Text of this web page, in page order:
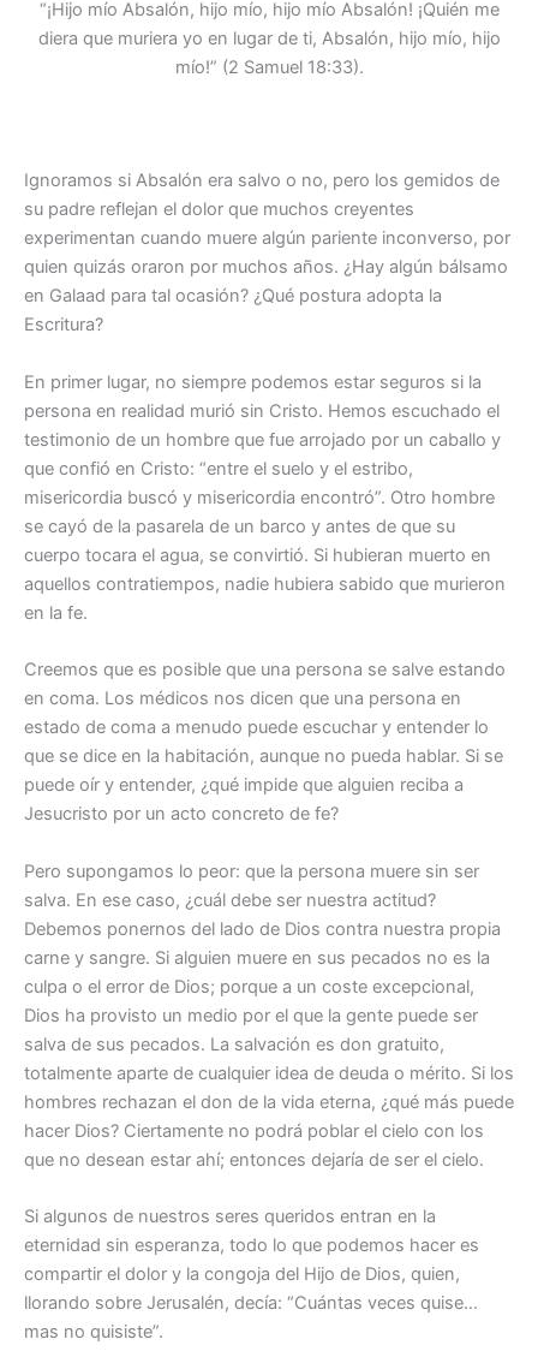
“¡Hijo mío Absalón, hijo mío, hijo mío Absalón! ¡Quién me
diera que muriera yo en lugar de ti, Absalón, hijo mío, hijo
mío!” (2 Samuel 18:33).
Ignoramos si Absalón era salvo o no, pero los gemidos de
su padre reflejan el dolor que muchos creyentes
experimentan cuando muere algún pariente inconverso, por
quien quizás oraron por muchos años. ¿Hay algún bálsamo
en Galaad para tal ocasión? ¿Qué postura adopta la
Escritura?
En primer lugar, no siempre podemos estar seguros si la
persona en realidad murió sin Cristo. Hemos escuchado el
testimonio de un hombre que fue arrojado por un caballo y
que confió en Cristo: “entre el suelo y el estribo,
misericordia buscó y misericordia encontró”. Otro hombre
se cayó de la pasarela de un barco y antes de que su
cuerpo tocara el agua, se convirtió. Si hubieran muerto en
aquellos contratiempos, nadie hubiera sabido que murieron
en la fe.
Creemos que es posible que una persona se salve estando
en coma. Los médicos nos dicen que una persona en
estado de coma a menudo puede escuchar y entender lo
que se dice en la habitación, aunque no pueda hablar. Si se
puede oír y entender, ¿qué impide que alguien reciba a
Jesucristo por un acto concreto de fe?
Pero supongamos lo peor: que la persona muere sin ser
salva. En ese caso, ¿cuál debe ser nuestra actitud?
Debemos ponernos del lado de Dios contra nuestra propia
carne y sangre. Si alguien muere en sus pecados no es la
culpa o el error de Dios; porque a un coste excepcional,
Dios ha provisto un medio por el que la gente puede ser
salva de sus pecados. La salvación es don gratuito,
totalmente aparte de cualquier idea de deuda o mérito. Si los
hombres rechazan el don de la vida eterna, ¿qué más puede
hacer Dios? Ciertamente no podrá poblar el cielo con los
que no desean estar ahí; entonces dejaría de ser el cielo.
Si algunos de nuestros seres queridos entran en la
eternidad sin esperanza, todo lo que podemos hacer es
compartir el dolor y la congoja del Hijo de Dios, quien,
llorando sobre Jerusalén, decía: “Cuántas veces quise…
mas no quisiste”.